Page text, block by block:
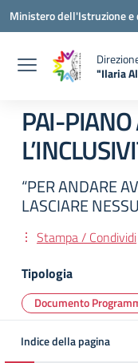
Vai ai contenuti
Vai al menu di navigazione
Vai al footer
Ministero dell'Istruzione e
"Ilaria
PAI-
“PER ANDARE
LASCIARE
Stampa / Condividi
Tipologia
Documento
Indice della pagina